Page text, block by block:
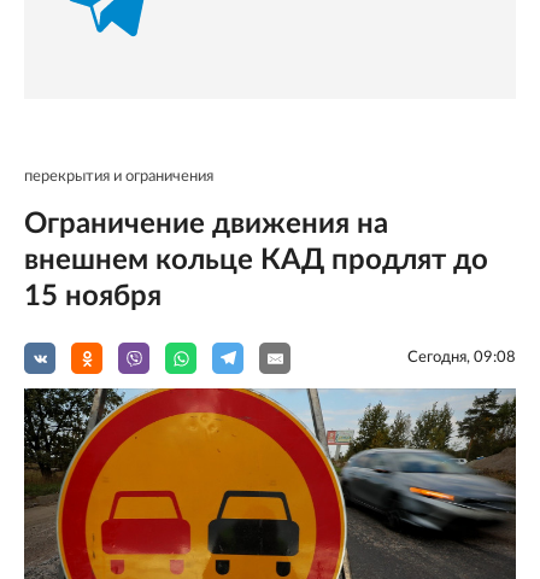
перекрытия и ограничения
Ограничение движения на
внешнем кольце КАД продлят до
15 ноября
Сегодня, 09:08